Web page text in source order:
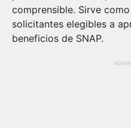
comprensible. Sirve
solicitantes elegibles a
beneficios de SNAP.